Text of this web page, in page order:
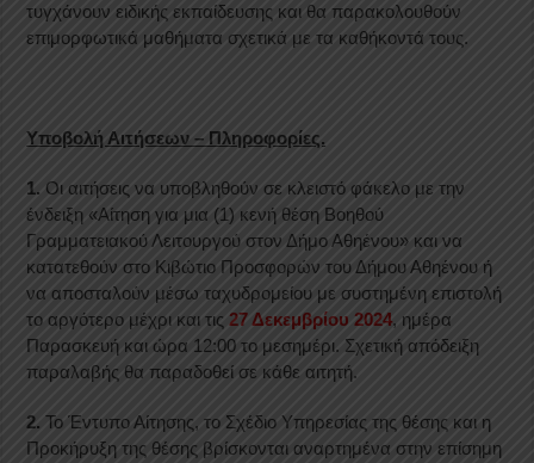
τυγχάνουν ειδικής εκπαίδευσης και θα παρακολουθούν
επιμορφωτικά μαθήματα σχετικά με τα καθήκοντά τους.
Υποβολή Αιτήσεων – Πληροφορίες.
1. Οι αιτήσεις να υποβληθούν σε κλειστό φάκελο με την
ένδειξη «Αίτηση για μια (1) κενή θέση Βοηθού
Γραμματειακού Λειτουργού στον Δήμο Αθηένου» και να
κατατεθούν στο Κιβώτιο Προσφορών του Δήμου Αθηένου ή
να αποσταλούν μέσω ταχυδρομείου με συστημένη επιστολή
το αργότερο μέχρι και τις 27 Δεκεμβρίου 2024, ημέρα
Παρασκευή και ώρα 12:00 το μεσημέρι. Σχετική απόδειξη
παραλαβής θα παραδοθεί σε κάθε αιτητή.
2. Το Έντυπο Αίτησης, το Σχέδιο Υπηρεσίας της θέσης και η
Προκήρυξη της θέσης βρίσκονται αναρτημένα στην επίσημη